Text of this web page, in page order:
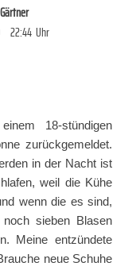
22:44 Uhr
18-stündigen
zurückgemeldet.
in der Nacht ist
weil die Kühe
wenn die es sind,
sieben Blasen
Meine entzündete
neue Schuhe